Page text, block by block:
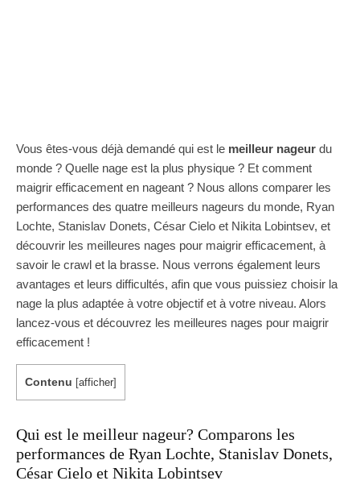
Vous êtes-vous déjà demandé qui est le meilleur nageur du
monde ? Quelle nage est la plus physique ? Et comment
maigrir efficacement en nageant ? Nous allons comparer les
performances des quatre meilleurs nageurs du monde, Ryan
Lochte, Stanislav Donets, César Cielo et Nikita Lobintsev, et
découvrir les meilleures nages pour maigrir efficacement, à
savoir le crawl et la brasse. Nous verrons également leurs
avantages et leurs difficultés, afin que vous puissiez choisir la
nage la plus adaptée à votre objectif et à votre niveau. Alors
lancez-vous et découvrez les meilleures nages pour maigrir
efficacement !
Contenu [afficher]
Qui est le meilleur nageur? Comparons les
performances de Ryan Lochte, Stanislav Donets,
César Cielo et Nikita Lobintsev